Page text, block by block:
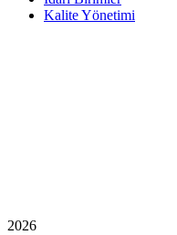
Kalite Yönetimi
2026